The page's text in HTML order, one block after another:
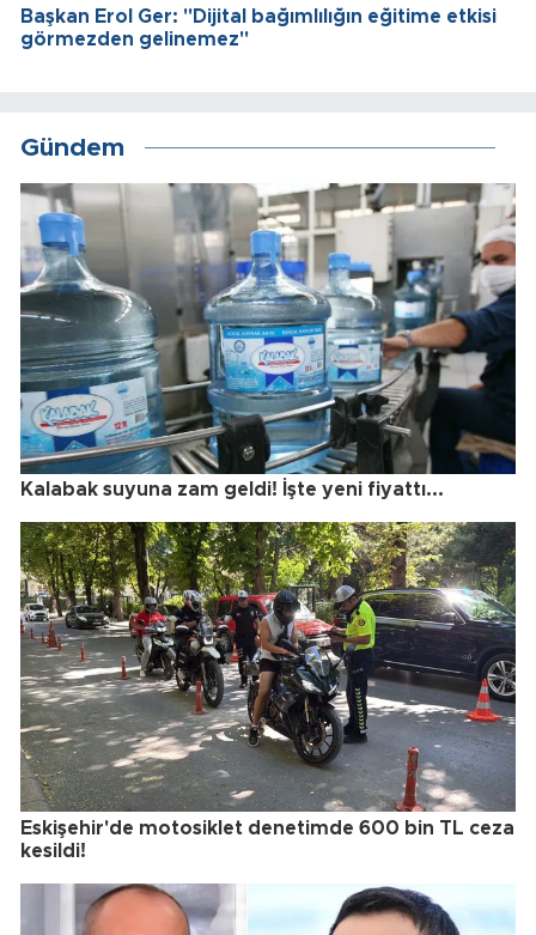
Başkan Erol Ger: "Dijital bağımlılığın eğitime etkisi
görmezden gelinemez"
Gündem
Kalabak suyuna zam geldi! İşte yeni fiyattı...
Eskişehir'de motosiklet denetimde 600 bin TL ceza
kesildi!